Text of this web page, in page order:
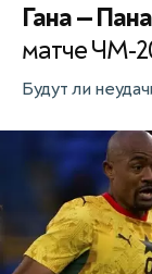
Гана —
матче ЧМ-
Будут ли